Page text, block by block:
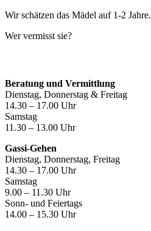
Wir schätzen das Mädel auf 1-2 Jahre.
Wer vermisst sie?
Beratung und Vermittlung
Dienstag, Donnerstag & Freitag
14.30 – 17.00 Uhr
Samstag
11.30 – 13.00 Uhr
Gassi-Gehen
Dienstag, Donnerstag, Freitag
14.30 – 17.00 Uhr
Samstag
9.00 – 11.30 Uhr
Sonn- und Feiertags
14.00 – 15.30 Uhr